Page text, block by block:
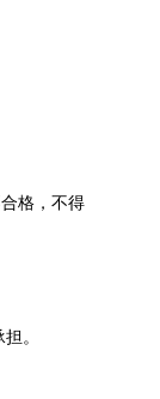
格，不得
。